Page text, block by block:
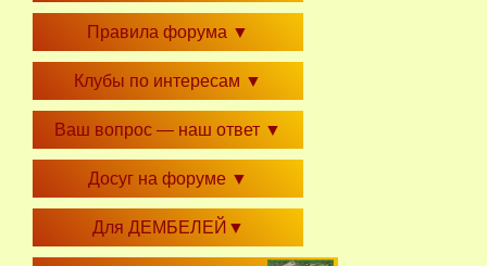
Правила форума ▼
Клубы по интересам ▼
Ваш вопрос — наш ответ ▼
Досуг на форуме ▼
Для ДЕМБЕЛЕЙ ▼